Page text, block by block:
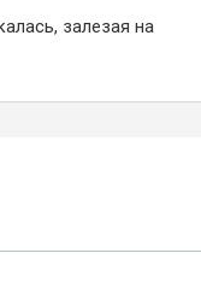
залезая на